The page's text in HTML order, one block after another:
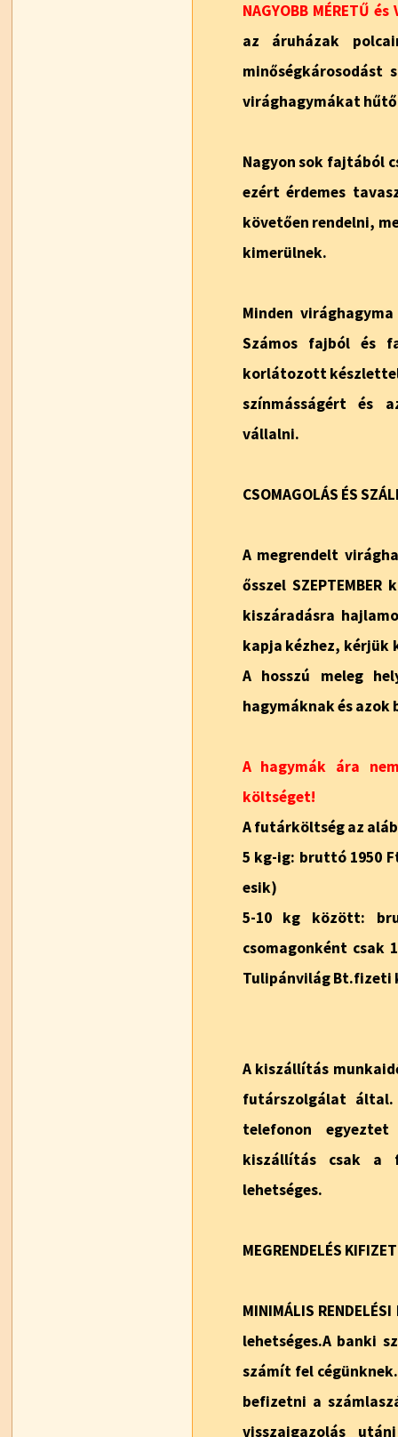
NAGYOBB MÉRETŰ és
az áruházak
minőségkárosodást
virághagymákat
Nagyon sok fajtából
ezért érdemes
követően rendelni,
kimerülnek.
Minden
Számos fajból és
korlátozott
színmásságért és
vállalni.
CSOMAGOLÁS ÉS
A megrendelt
ősszel SZEPTEMBER
kiszáradásra
kapja kézhez, kérjük
A hosszú meleg
hagymáknak és azok
A hagymák ára
költséget!
A futárköltség az
5 kg-ig: bruttó 1950
esik)
5-10 kg között:
csomagonként csak
Tulipánvilág Bt.fizeti
A kiszállítás
futárszolgálat
telefonon
kiszállítás csak a
lehetséges.
MEGRENDELÉS
MINIMÁLIS
lehetséges.A banki
számít fel
befizetni a
visszaigazolás